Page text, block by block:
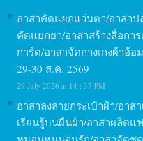
อาสาคัดแยกแว่นตา/อาสา
คัดแยกยา/อาสาสร้างสื่อกา
การ์ด/อาสาจัดกางเกงผ้าอ้
29-30 ส.ค. 2569
29 July 2026 at 14 : 37 PM
อาสาลงลายกระเป๋าผ้า/อา
เรียนรู้บนผืนผ้า/อาสาผลิต